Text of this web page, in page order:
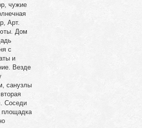
чужие
Арт.
Дом
с
и
Везде
санузлы
Соседи
площадка